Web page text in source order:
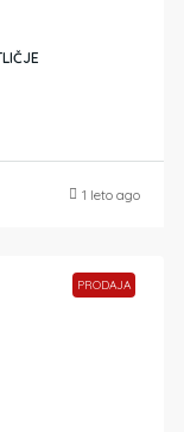
1 leto ago
PRODAJA